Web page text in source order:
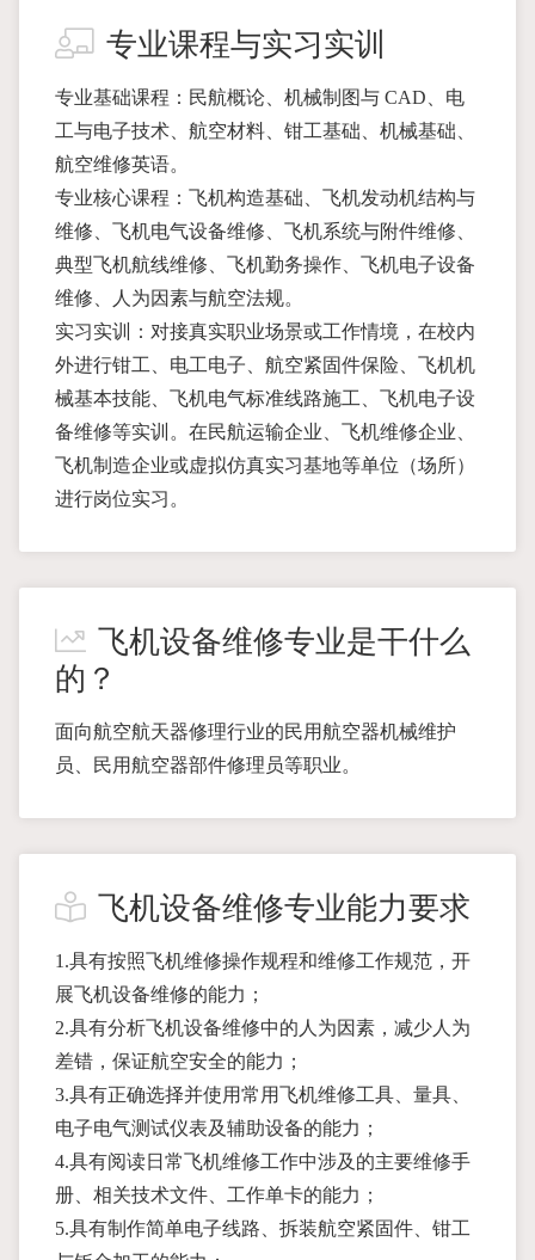
专业课程与实习实训
专业基础课程：民航概论、机械制图与 CAD、电
工与电子技术、航空材料、钳工基础、机械基础、
航空维修英语。
专业核心课程：飞机构造基础、飞机发动机结构与
维修、飞机电气设备维修、飞机系统与附件维修、
典型飞机航线维修、飞机勤务操作、飞机电子设备
维修、人为因素与航空法规。
实习实训：对接真实职业场景或工作情境，在校内
外进行钳工、电工电子、航空紧固件保险、飞机机
械基本技能、飞机电气标准线路施工、飞机电子设
备维修等实训。在民航运输企业、飞机维修企业、
飞机制造企业或虚拟仿真实习基地等单位（场所）
进行岗位实习。
飞机设备维修专业是干什么
的？
面向航空航天器修理行业的民用航空器机械维护
员、民用航空器部件修理员等职业。
飞机设备维修专业能力要求
1.具有按照飞机维修操作规程和维修工作规范，开
展飞机设备维修的能力；
2.具有分析飞机设备维修中的人为因素，减少人为
差错，保证航空安全的能力；
3.具有正确选择并使用常用飞机维修工具、量具、
电子电气测试仪表及辅助设备的能力；
4.具有阅读日常飞机维修工作中涉及的主要维修手
册、相关技术文件、工作单卡的能力；
5.具有制作简单电子线路、拆装航空紧固件、钳工